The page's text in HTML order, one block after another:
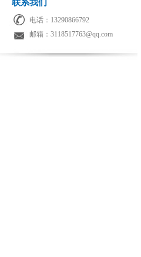
联系我们
电话：13290866792
邮箱：3118517763@qq.com